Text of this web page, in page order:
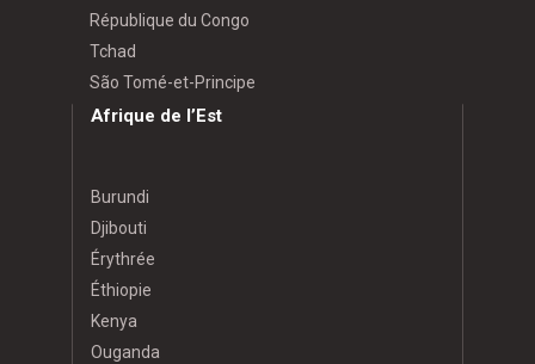
République du Congo
Tchad
São Tomé-et-Principe
Afrique de l’Est
Burundi
Djibouti
Érythrée
Éthiopie
Kenya
Ouganda